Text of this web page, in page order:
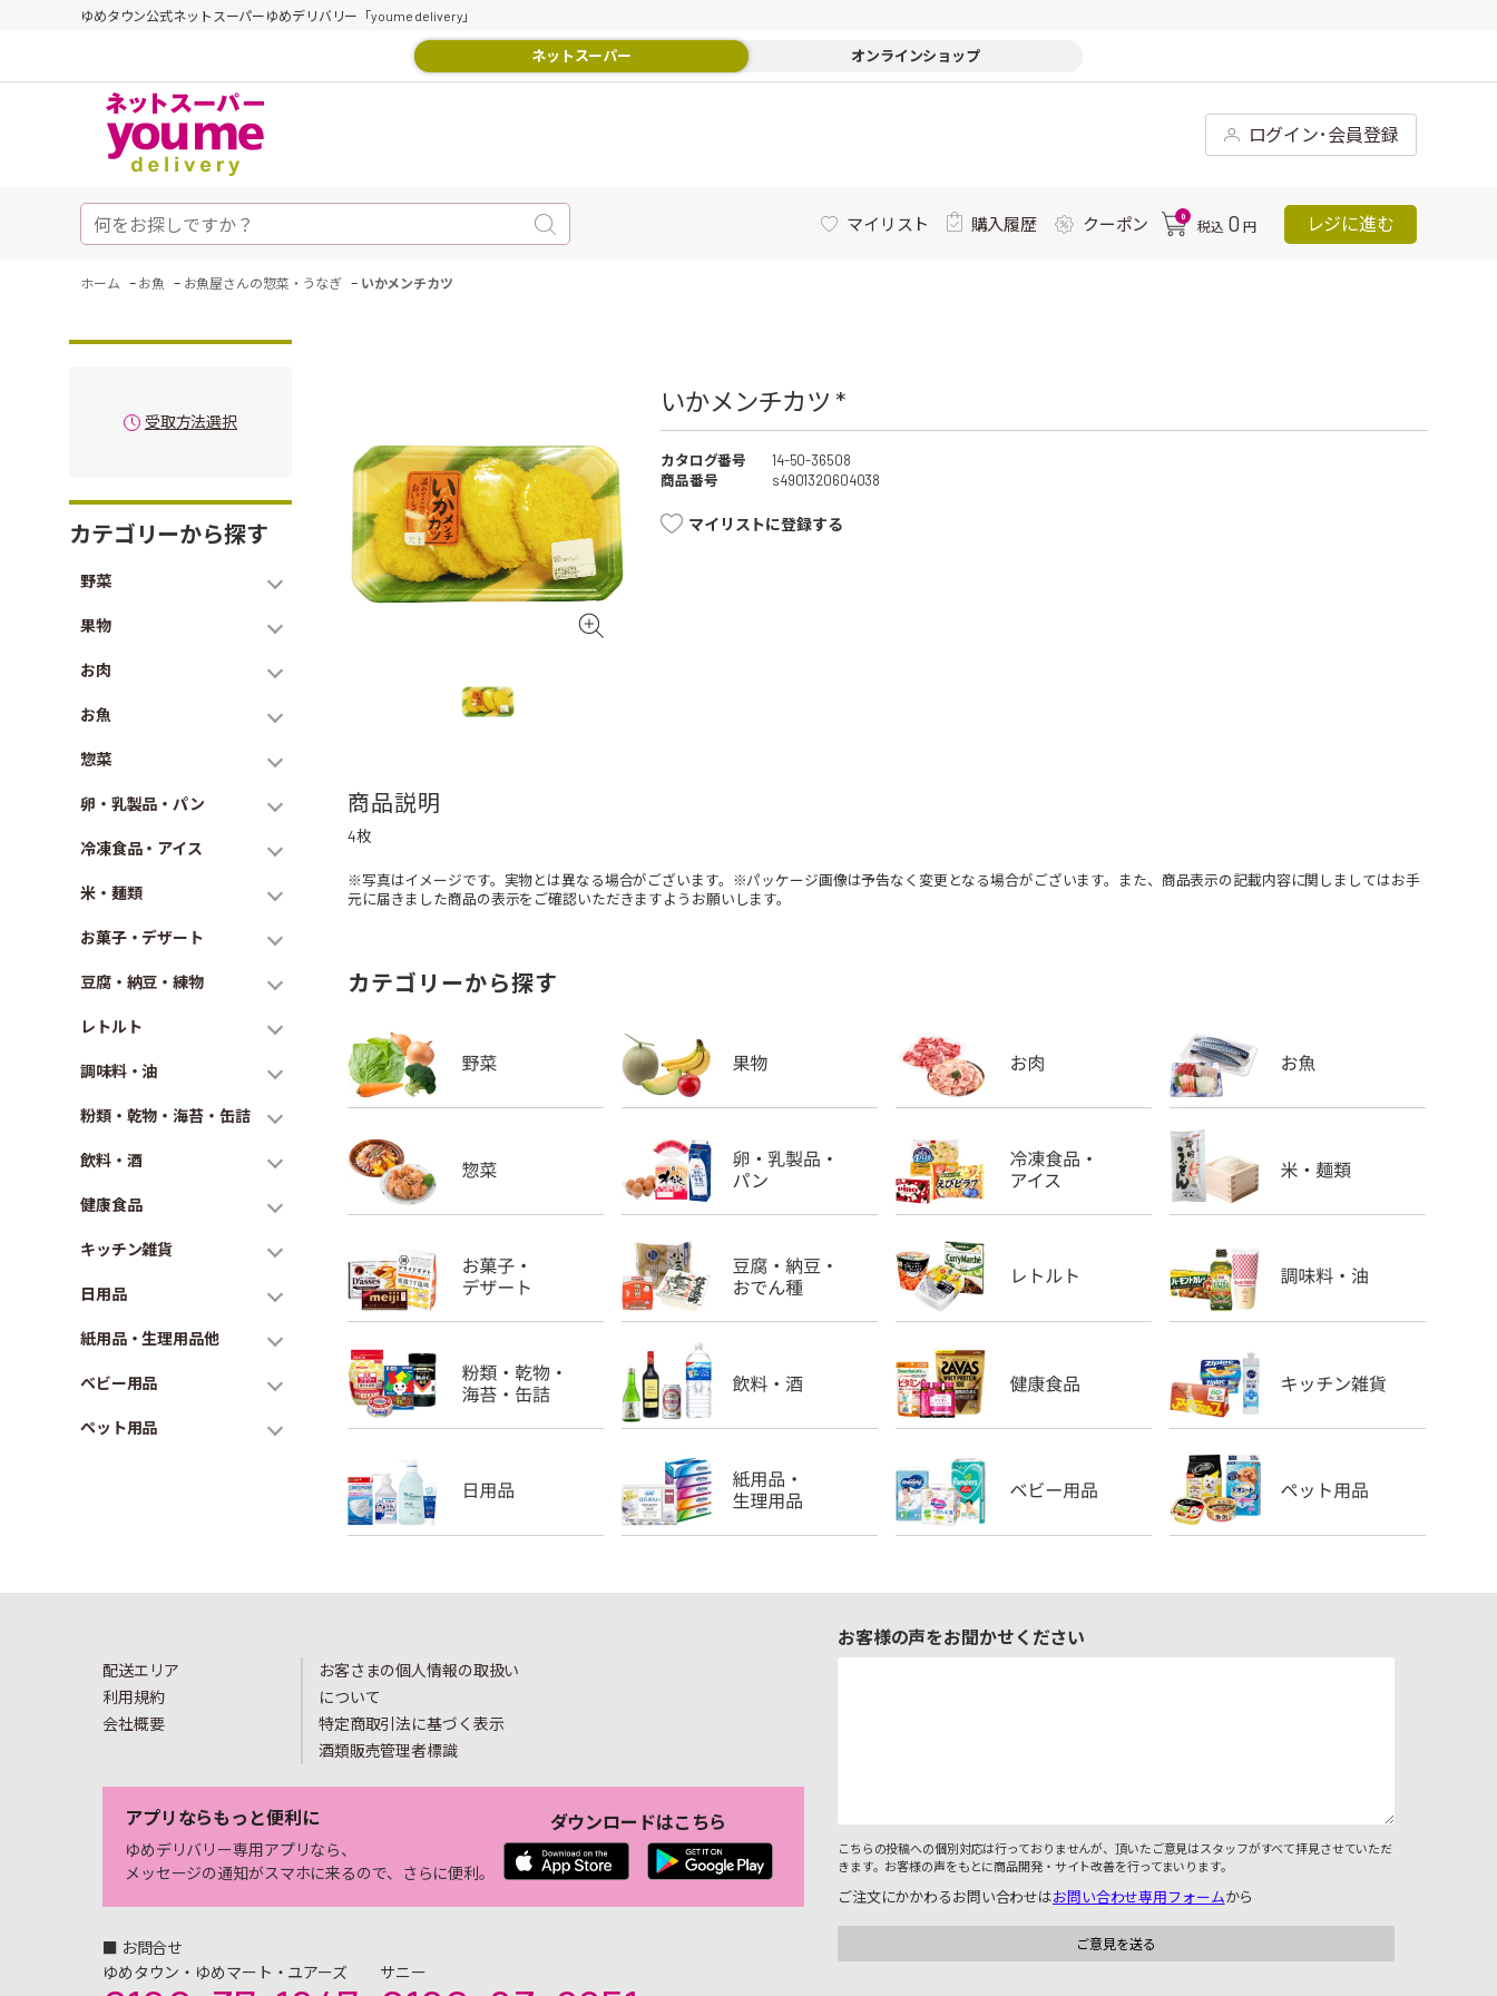
ゆめタウン公式ネットスーパーゆめデリバリー「youme delivery」
ネットスーパー オンラインショップ
ログイン･会員登録
マイリスト 購入履歴 クーポン 0
税込 0 円 レジに進む
ホーム - お魚 - お魚屋さんの惣菜・うなぎ - いかメンチカツ
受取方法選択
カテゴリーから探す
野菜
果物
お肉
お魚
惣菜
卵・乳製品・パン
冷凍食品・アイス
米・麺類
お菓子・デザート
豆腐・納豆・練物
レトルト
調味料・油
粉類・乾物・海苔・缶詰
飲料・酒
健康食品
キッチン雑貨
日用品
紙用品・生理用品他
ベビー用品
ペット用品
いかメンチカツ *
カタログ番号
14-50-36508
商品番号
s4901320604038
マイリストに登録する
商品説明
4枚
※写真はイメージです。実物とは異なる場合がございます。※パッケージ画像は予告なく変更となる場合がございます。また、商品表示の記載内容に関しましてはお手
元に届きました商品の表示をご確認いただきますようお願いします。
カテゴリーから探す
配送エリア
利用規約
会社概要
お客さまの個人情報の取扱い
について
特定商取引法に基づく表示
酒類販売管理者標識
アプリならもっと便利に
ゆめデリバリー専用アプリなら、
メッセージの通知がスマホに来るので、さらに便利。
ダウンロードはこちら
■ お問合せ
ゆめタウン・ゆめマート・ユアーズ
サニー
お客様の声をお聞かせください
こちらの投稿への個別対応は行っておりませんが、頂いたご意見はスタッフがすべて拝見させていただ
きます。お客様の声をもとに商品開発・サイト改善を行ってまいります。
ご注文にかかわるお問い合わせはお問い合わせ専用フォームから